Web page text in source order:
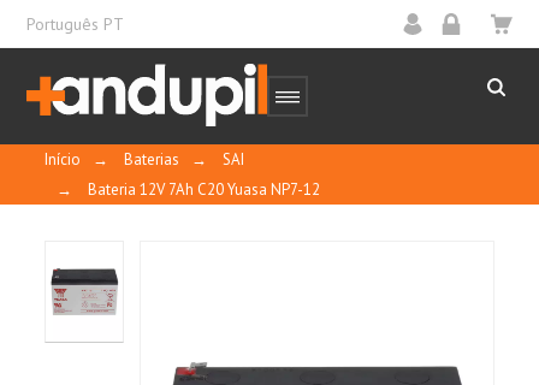
Português PT
Início → Baterias →
SAI
→
Bateria 12V 7Ah C20 Yuasa NP7-12
CERTIFICADO
Basado en 1 reseñas